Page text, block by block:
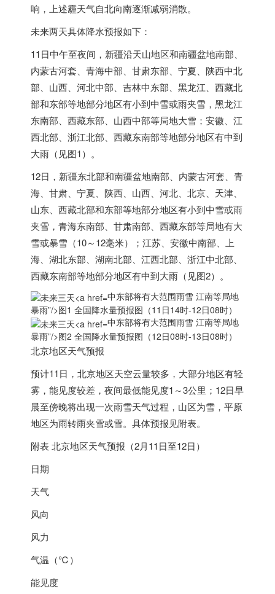
响，上述霾天气自北向南逐渐减弱消散。
未来两天具体降水预报如下：
11日中午至夜间，新疆沿天山地区和南疆盆地南部、
内蒙古河套、青海中部、甘肃东部、宁夏、陕西中北
部、山西、河北中部、吉林中东部、黑龙江、西藏北
部和东部等地部分地区有小到中雪或雨夹雪，黑龙江
东南部、西藏东部、山西中部等局地大雪；安徽、江
西北部、浙江北部、西藏东南部等地部分地区有中到
大雨（见图1）。
12日，新疆东北部和南疆盆地南部、内蒙古河套、青
海、甘肃、宁夏、陕西、山西、河北、北京、天津、
山东、西藏北部和东部等地部分地区有小到中雪或雨
夹雪，青海东南部、甘肃南部、西藏东部等局地有大
雪或暴雪（10～12毫米）；江苏、安徽中南部、上
海、湖北东部、湖南北部、江西北部、浙江中北部、
西藏东南部等地部分地区有中到大雨（见图2）。
中东部将有大范围雨雪 江南等局地
暴雨”/>图1 全国降水量预报图（11日14时-12日08时）
中东部将有大范围雨雪 江南等局地
暴雨”/>图2 全国降水量预报图（12日08时-13日08时）
北京地区天气预报
预计11日，北京地区天空云量较多，大部分地区有轻
雾，能见度较差，夜间最低能见度1～3公里；12日早
晨至傍晚将出现一次雨雪天气过程，山区为雪，平原
地区为雨转雨夹雪或雪。具体预报见附表。
附表 北京地区天气预报（2月11日至12日）
日期
天气
风向
风力
气温（℃）
能见度